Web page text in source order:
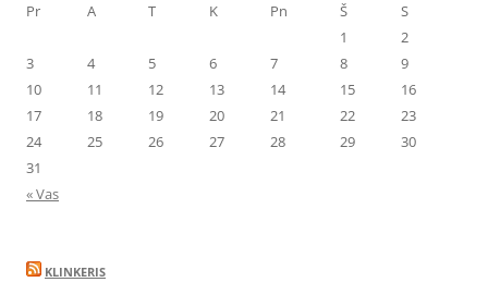
Pr
A T K Pn Š
S
1
2
3
4 5 6 7 8
9
10
11 12 13 14 15
16
17
18 19 20 21 22
23
24
25 26 27 28 29
30
31
« Vas
KLINKERIS